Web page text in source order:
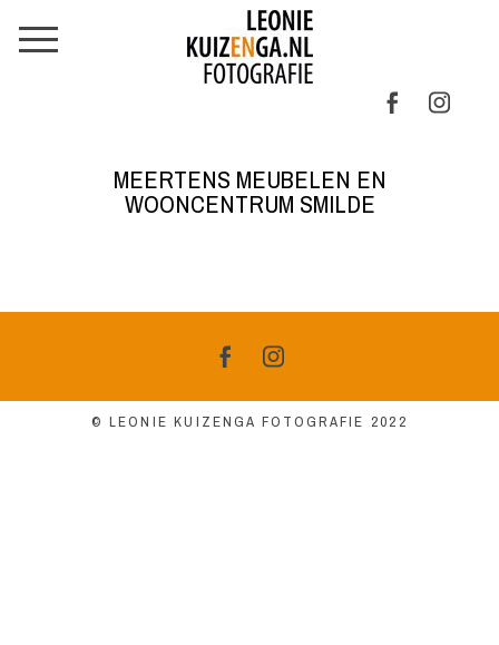
MEERTENS MEUBELEN EN
WOONCENTRUM SMILDE
© LEONIE KUIZENGA FOTOGRAFIE 2022